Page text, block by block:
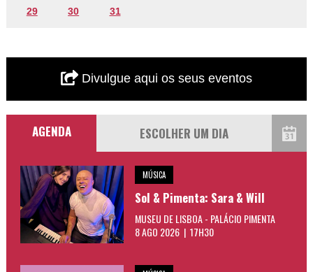
29
30 31
Divulgue aqui os seus eventos
AGENDA
MÚSICA
Sol & Pimenta: Sara & Will
MUSEU DE LISBOA - PALÁCIO PIMENTA
8 AGO 2026 | 17H30